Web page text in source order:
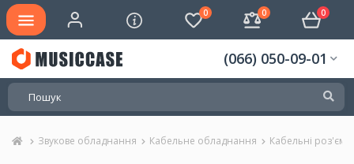
0 0 0
(066) 050-09-01
Звукове обладнання Кабельне обладнання Кабельні роз'єми